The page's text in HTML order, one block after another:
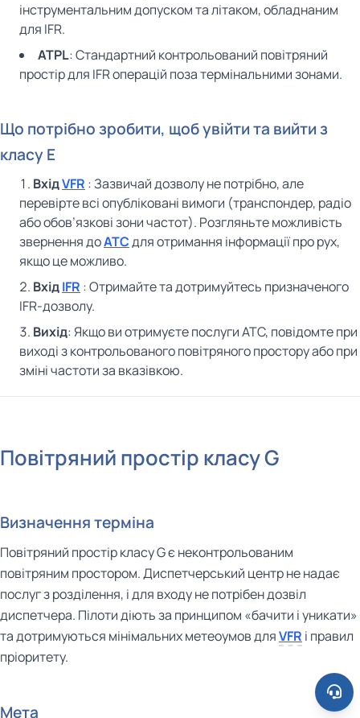
інструментальним допуском та літаком, обладнаним
для IFR.
ATPL: Стандартний контрольований повітряний
простір для IFR операцій поза термінальними зонами.
Що потрібно зробити, щоб увійти та вийти з
класу E
ВхідVFR : Зазвичай дозволу не потрібно, але
перевірте всі опубліковані вимоги (транспондер, радіо
або обов’язкові зони частот). Розгляньте можливість
звернення доATCдля отримання інформації про рух,
якщо це можливо.
ВхідIFR : Отримайте та дотримуйтесь призначеного
IFR-дозволу.
Вихід: Якщо ви отримуєте послуги ATC, повідомте при
виході з контрольованого повітряного простору або при
зміні частоти за вказівкою.
Повітряний простір класу G
Визначення терміна
Повітряний простір класу G є неконтрольованим
повітряним простором. Диспетчерський центр не надає
послуг з розділення, і для входу не потрібен дозвіл
диспетчера. Пілоти діють за принципом «бачити і уникати»
та дотримуються мінімальних метеоумов дляVFR і правил
пріоритету.
Мета